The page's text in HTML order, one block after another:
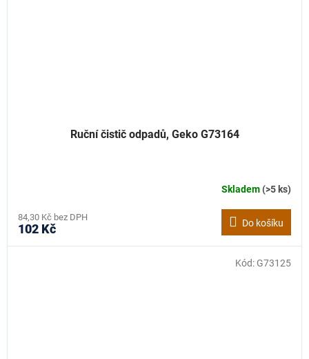
Ruční čistič odpadů, Geko G73164
Skladem(>5 ks)
84,30 Kč bez DPH
102 Kč Do košíku
Kód: G73125